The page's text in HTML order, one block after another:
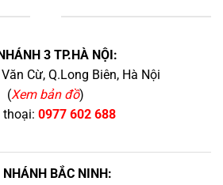
3 TP.HÀ NỘI:
Cừ, Q.Long Biên, Hà Nội
(Xem bản đồ)
0977 602 688
NHÁNH BẮC NINH: